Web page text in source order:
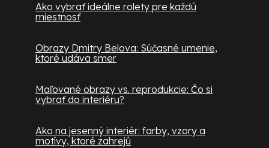
Ako vybrať ideálne rolety pre každú
miestnosť
Obrazy Dmitry Belova: Súčasné umenie,
ktoré udáva smer
Maľované obrazy vs. reprodukcie: Čo si
vybrať do interiéru?
Ako na jesenný interiér: farby, vzory a
motívy, ktoré zahrejú